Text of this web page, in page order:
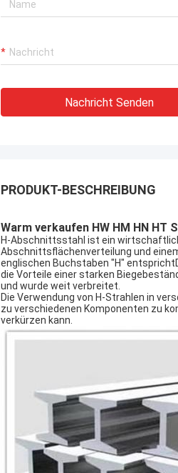
Nachricht Senden
PRODUKT-BESCHREIBUNG
Warm verkaufen HW HM HN
H-Abschnittsstahl ist ein
Abschnittsflächenverteilung und
englischen Buchstaben "H"
die Vorteile einer starken
und wurde weit verbreitet.
Die Verwendung von H-Strahlen in
zu verschiedenen Komponenten zu
verkürzen kann.